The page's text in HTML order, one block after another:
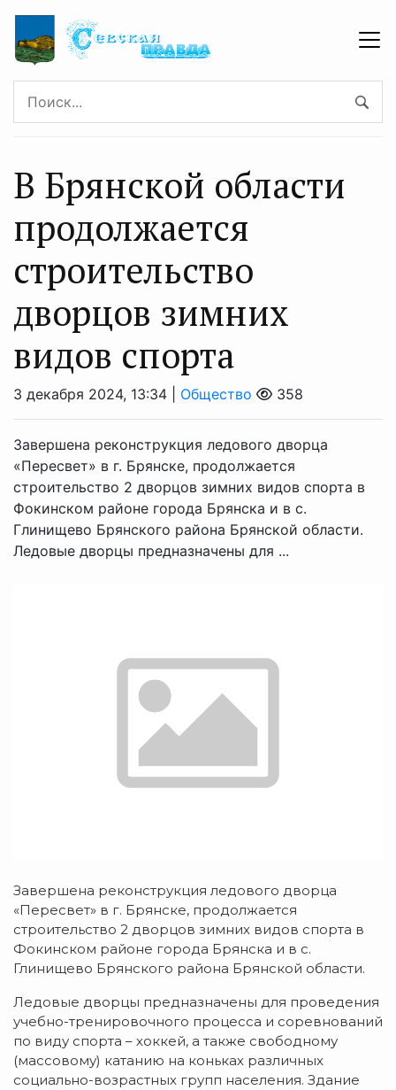
В Брянской области
продолжается
строительство
дворцов зимних
видов спорта
3 декабря 2024, 13:34 | Общество 358
Завершена реконструкция ледового дворца
«Пересвет» в г. Брянске, продолжается
строительство 2 дворцов зимних видов спорта в
Фокинском районе города Брянска и в с.
Глинищево Брянского района Брянской области.
Ледовые дворцы предназначены для ...
Завершена реконструкция ледового дворца
«Пересвет» в г. Брянске, продолжается
строительство 2 дворцов зимних видов спорта в
Фокинском районе города Брянска и в с.
Глинищево Брянского района Брянской области.
Ледовые дворцы предназначены для проведения
учебно-тренировочного процесса и соревнований
по виду спорта – хоккей, а также свободному
(массовому) катанию на коньках различных
социально-возрастных групп населения. Здание